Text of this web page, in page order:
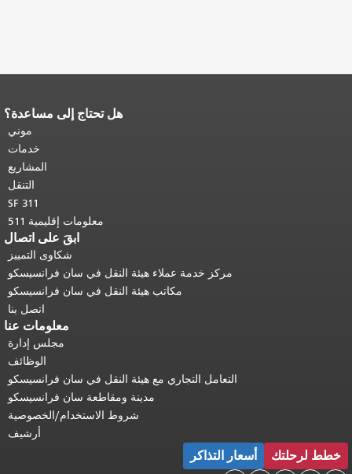
هل تحتاج إلى مساعدة؟
موني
خدمات
المشاريع
التنقل
SF 311
معلومات إقليمية 511
ابقَ على اتصال
شكاوى التمييز
مركز خدمة عملاء هيئة النقل في سان فرانسيسكو
مكاتب هيئة النقل في سان فرانسيسكو
اتصل بنا
معلومات عنا
مجلس إدارة
الوظائف
التعامل التجاري مع هيئة النقل في سان فرانسيسكو
مدينة ومقاطعة سان فرانسيسكو
شروط الاستخدام/الخصوصية
أرشيف
خطط لرحلتك أسعار التذاكر